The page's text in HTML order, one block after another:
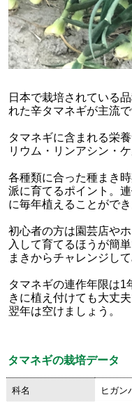
日本で栽培されている
れた辛タマネギが主流
タマネギに含まれる栄
リウム・リンアシン・
各種類に合った種まき
派に育てるポイント。
に毎年植えることができ
初心者の方は園芸店や
入して育てるほうが簡
まきからチャレンジして
タマネギの連作年限は1
きに植え付けても大丈
翌年は空けましょう。
タマネギの栽培データ
科名 ヒガン